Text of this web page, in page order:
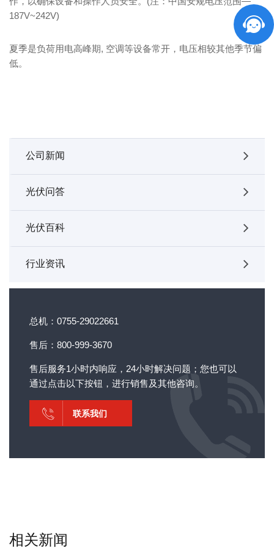
187V~242V)
夏季是负荷用电高峰期, 空调等设备常开，电压相较其他季节偏
低。
公司新闻
光伏问答
光伏百科
行业资讯
总机：0755-29022661
售后：800-999-3670
售后服务1小时内响应，24小时解决问题；您也可以
通过点击以下按钮，进行销售及其他咨询。
联系我们
相关新闻